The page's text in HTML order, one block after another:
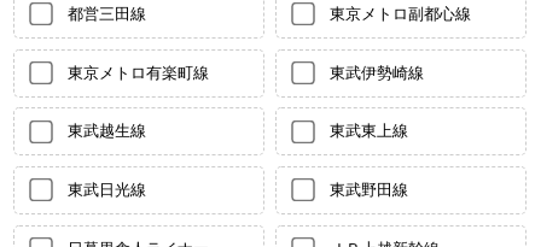
都営三田線 東京メトロ副都心線
東京メトロ有楽町線 東武伊勢崎線
東武越生線 東武東上線
東武日光線 東武野田線